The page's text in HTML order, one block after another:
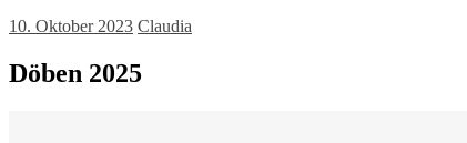
10. Oktober 2023 Claudia
Döben 2025